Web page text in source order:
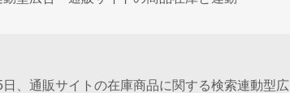
、通販サイトの在庫商品に関する検索連動型広